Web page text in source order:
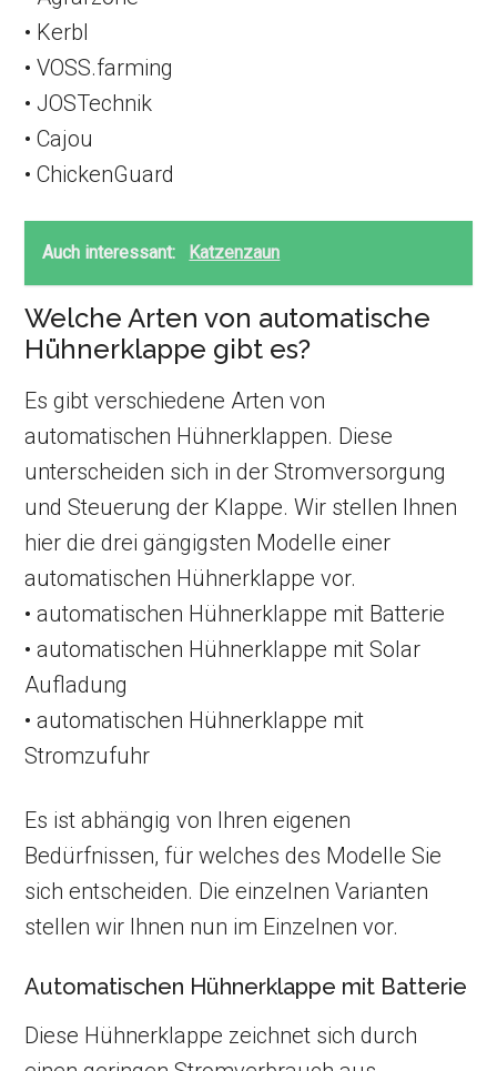
• Kerbl
• VOSS.farming
• JOSTechnik
• Cajou
• ChickenGuard
Auch interessant: Katzenzaun
Welche Arten von automatische
Hühnerklappe gibt es?
Es gibt verschiedene Arten von
automatischen Hühnerklappen. Diese
unterscheiden sich in der Stromversorgung
und Steuerung der Klappe. Wir stellen Ihnen
hier die drei gängigsten Modelle einer
automatischen Hühnerklappe vor.
• automatischen Hühnerklappe mit Batterie
• automatischen Hühnerklappe mit Solar
Aufladung
• automatischen Hühnerklappe mit
Stromzufuhr
Es ist abhängig von Ihren eigenen
Bedürfnissen, für welches des Modelle Sie
sich entscheiden. Die einzelnen Varianten
stellen wir Ihnen nun im Einzelnen vor.
Automatischen Hühnerklappe mit Batterie
Diese Hühnerklappe zeichnet sich durch